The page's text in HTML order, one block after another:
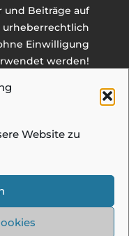
Website zu
und Beiträge auf
urheberrechtlich
Einwilligung
werden!